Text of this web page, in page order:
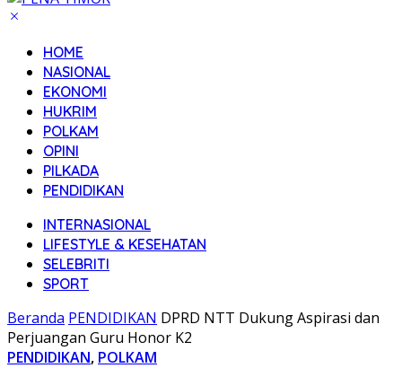
HOME
NASIONAL
EKONOMI
HUKRIM
POLKAM
OPINI
PILKADA
PENDIDIKAN
INTERNASIONAL
LIFESTYLE & KESEHATAN
SELEBRITI
SPORT
Beranda PENDIDIKAN DPRD NTT Dukung Aspirasi dan
Perjuangan Guru Honor K2
PENDIDIKAN, POLKAM